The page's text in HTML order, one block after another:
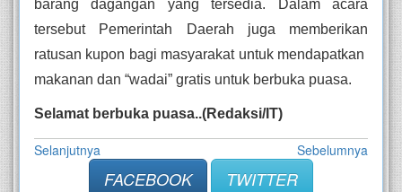
barang dagangan yang tersedia. Dalam acara
tersebut Pemerintah Daerah juga memberikan
ratusan kupon bagi masyarakat untuk mendapatkan
makanan dan “wadai” gratis untuk berbuka puasa.
Selamat berbuka puasa..(Redaksi/IT)
Selanjutnya Sebelumnya
FACEBOOK
TWITTER